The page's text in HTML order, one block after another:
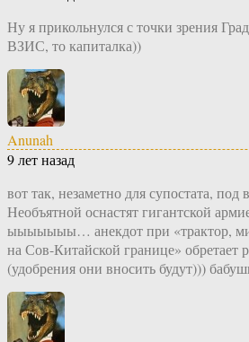
Ну я прикольнулся с точки зрения
ВЗИС, то капиталка))
Anunah
9 лет назад
вот так, незаметно для супостата,
Необъятной оснастят гигантской
ыыыыыыы… анекдот при «трактор,
на Сов-Китайской границе» обретает
(удобрения они вносить будут)))